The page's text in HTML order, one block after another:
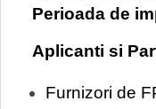
Perioada de
Aplicanti si
Furnizori de